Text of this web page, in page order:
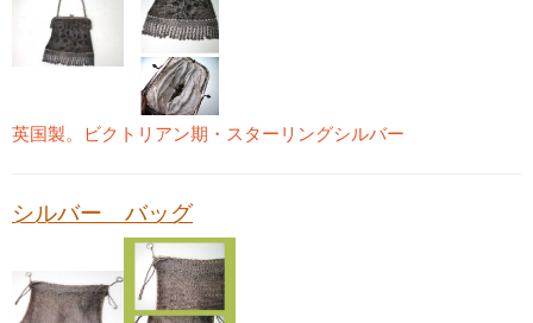
英国製。ビクトリアン期・スターリングシルバー
シルバー バッグ